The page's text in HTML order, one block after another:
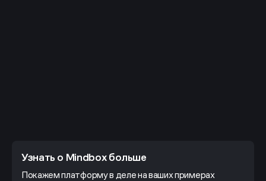
Узнать о Mindbox больше
Покажем платформу в деле на ваших примерах